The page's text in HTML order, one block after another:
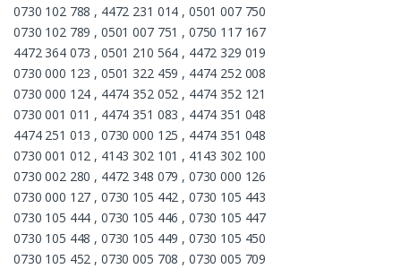
0730 102 788 , 4472 231 014 , 0501 007 750
0730 102 789 , 0501 007 751 , 0750 117 167
4472 364 073 , 0501 210 564 , 4472 329 019
0730 000 123 , 0501 322 459 , 4474 252 008
0730 000 124 , 4474 352 052 , 4474 352 121
0730 001 011 , 4474 351 083 , 4474 351 048
4474 251 013 , 0730 000 125 , 4474 351 048
0730 001 012 , 4143 302 101 , 4143 302 100
0730 002 280 , 4472 348 079 , 0730 000 126
0730 000 127 , 0730 105 442 , 0730 105 443
0730 105 444 , 0730 105 446 , 0730 105 447
0730 105 448 , 0730 105 449 , 0730 105 450
0730 105 452 , 0730 005 708 , 0730 005 709